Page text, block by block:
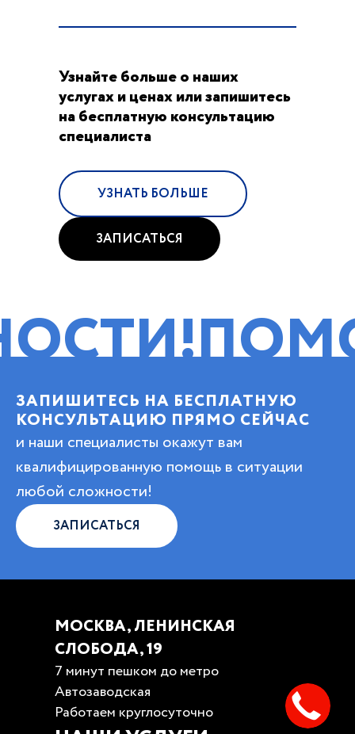
Узнайте больше о наших
услугах и ценах или запишитесь
на бесплатную консультацию
специалиста
УЗНАТЬ БОЛЬШЕ
ЗАПИСАТЬСЯ
ПОМОЩЬ
ЗАПИШИТЕСЬ НА БЕСПЛАТНУЮ
КОНСУЛЬТАЦИЮ ПРЯМО СЕЙЧАС
и наши специалисты окажут вам
квалифицированную помощь в ситуации
любой сложности!
ЗАПИСАТЬСЯ
МОСКВА, ЛЕНИНСКАЯ
СЛОБОДА, 19
7 минут пешком до метро
Автозаводская
Работаем круглосуточно